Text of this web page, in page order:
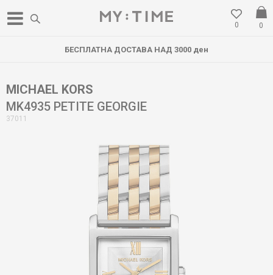
0
0
БЕСПЛАТНА ДОСТАВА НАД 3000 ден
MICHAEL KORS
MK4935 PETITE GEORGIE
37011